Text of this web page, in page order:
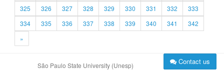
325
326 327 328 329 330 331 332
333
334
335 336 337 338 339 340 341
342
»
São Paulo State University (Unesp) Contact us